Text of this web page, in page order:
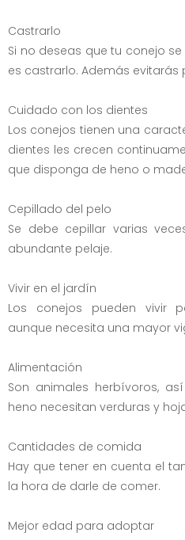
Castrarlo
Si no deseas que tu conejo
es castrarlo. Además
Cuidado con los dientes
Los conejos tienen una
dientes les crecen
que disponga de heno o
Cepillado del pelo
Se debe cepillar varias
abundante pelaje.
Vivir en el jardín
Los conejos pueden vivir
aunque necesita una mayor
Alimentación
Son animales herbívoros,
heno necesitan verduras y
Cantidades de comida
Hay que tener en cuenta el
la hora de darle de comer.
Mejor edad para adoptar